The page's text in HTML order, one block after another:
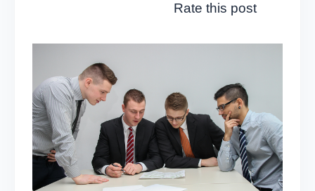
Rate this post